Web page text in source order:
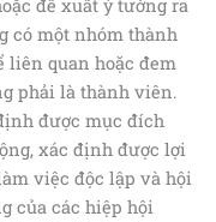
đề xuất ý tưởng ra
có một nhóm thành
liên quan hoặc đem
phải là thành viên.
được mục đích
xác định được lợi
việc độc lập và hội
của các hiệp hội